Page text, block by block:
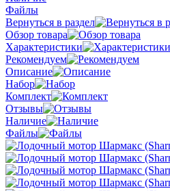
Файлы
Вернуться в раздел
Обзор товара
Характеристики
Рекомендуем
Описание
Набор
Комплект
Отзывы
Наличие
Файлы